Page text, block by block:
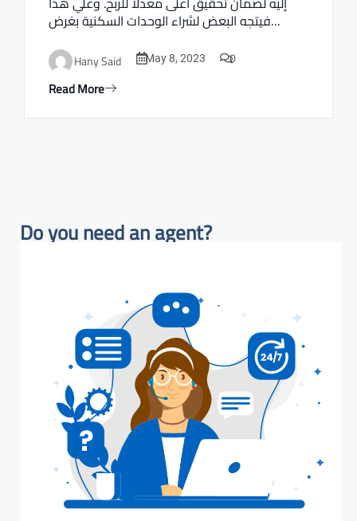
فيتجه البعض لشراء الوحدات السكنية بغرض…
Hany Said May 8, 2023 0
Read More
Do you need an agent?​